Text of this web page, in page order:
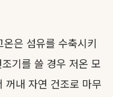
은 섬유를 수축시키
기를 쓸 경우 저온 모
꺼내 자연 건조로 마무